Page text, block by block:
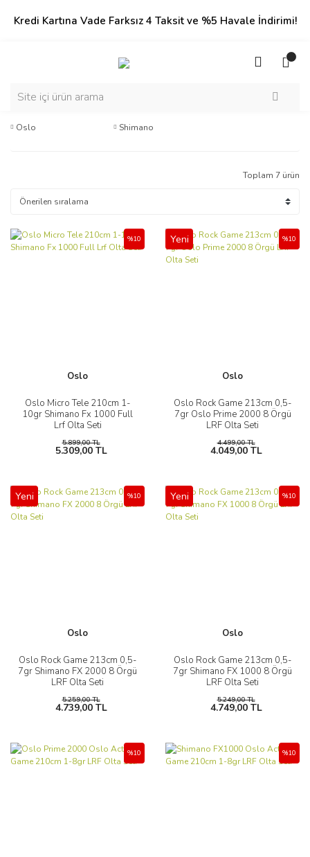
Kredi Kartına Vade Farksız 4 Taksit ve %5 Havale İndirimi!
Oslo Shimano
Toplam 7 ürün
Oslo
Oslo Micro Tele 210cm 1-
10gr Shimano Fx 1000 Full
Lrf Olta Seti
%10
5.899,00 TL
5.309,00 TL
Yeni
Oslo
Oslo Rock Game 213cm 0,5-
7gr Oslo Prime 2000 8 Örgü
LRF Olta Seti
%10
4.499,00 TL
4.049,00 TL
Yeni
Oslo
Oslo Rock Game 213cm 0,5-
7gr Shimano FX 2000 8 Örgü
LRF Olta Seti
%10
5.259,00 TL
4.739,00 TL
Yeni
Oslo
Oslo Rock Game 213cm 0,5-
7gr Shimano FX 1000 8 Örgü
LRF Olta Seti
%10
5.249,00 TL
4.749,00 TL
%10 %10